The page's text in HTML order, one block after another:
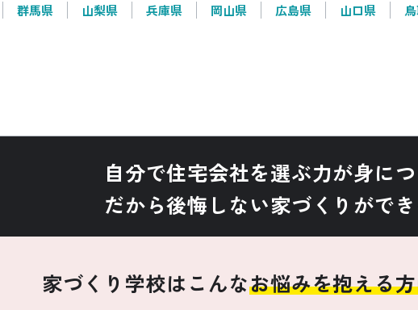
群馬県 山梨県 兵庫県 岡山県 広島県 山口県
自分で住宅会社を選ぶ力が身につ
だから後悔しない家づくりができ
家づくり学校はこんなお悩みを抱える